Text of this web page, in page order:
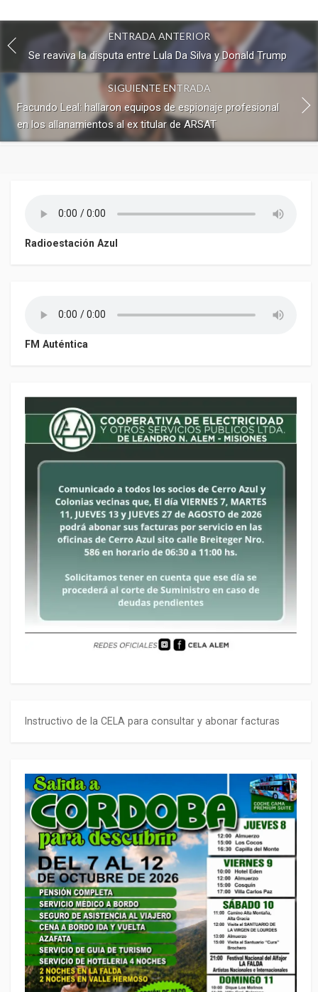
ENTRADA ANTERIOR
Se reaviva la disputa entre Lula Da Silva y Donald Trump
SIGUIENTE ENTRADA
Facundo Leal: hallaron equipos de espionaje profesional
en los allanamientos al ex titular de ARSAT
Radioestación Azul
FM Auténtica
Instructivo de la CELA para consultar y abonar facturas